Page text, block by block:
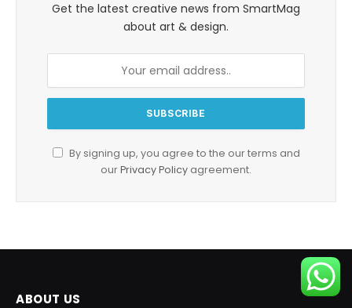
Get the latest creative news from SmartMag
about art & design.
By signing up, you agree to the our terms and
ourPrivacy Policy agreement.
ABOUT US